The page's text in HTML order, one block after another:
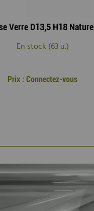
Verre D13,5 H18 Naturel
En stock (63 u.)
Prix : Connectez-vous